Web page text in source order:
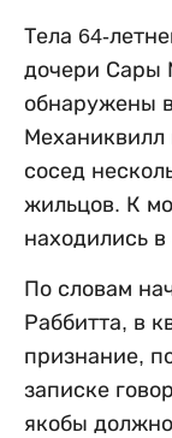
Тела 64-
дочери Сары
обнаружены
Механиквилл
сосед
жильцов. К
находились
По словам
Раббитта, в
признание,
записке
якобы